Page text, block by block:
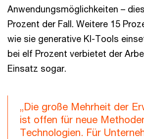
Anwendungsmöglichkeiten –
Prozent der Fall. Weitere 15
wie sie generative KI-Tools
bei elf Prozent verbietet der
Einsatz sogar.
„Die große Mehrheit der
ist offen für neue
Technologien. Für